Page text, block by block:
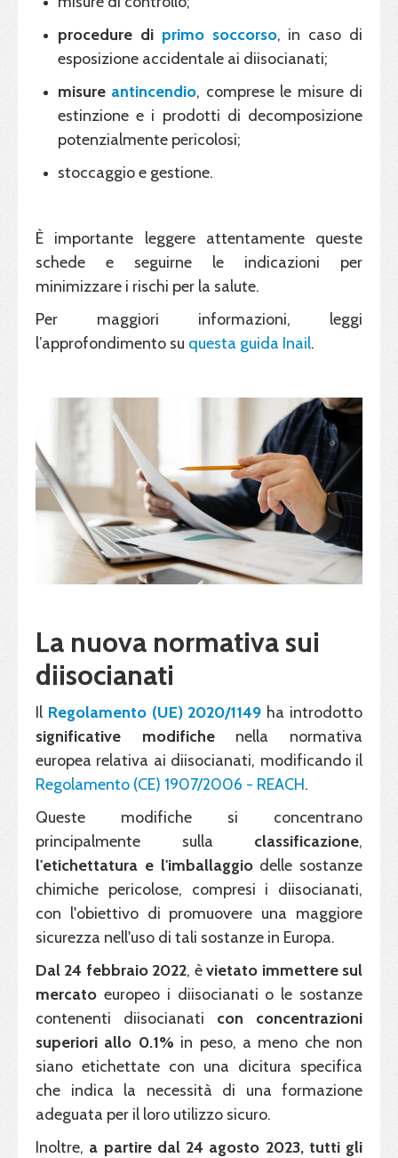
procedure di primo soccorso, in caso di
esposizione accidentale ai diisocianati;
misure antincendio, comprese le misure di
estinzione e i prodotti di decomposizione
potenzialmente pericolosi;
stoccaggio e gestione.
È importante leggere attentamente queste
schede e seguirne le indicazioni per
minimizzare i rischi per la salute.
Per maggiori informazioni, leggi
l’approfondimento su questa guida Inail.
La nuova normativa sui
diisocianati
Il Regolamento (UE) 2020/1149 ha introdotto
significative modifichenella normativa
europea relativa ai diisocianati, modificando il
Regolamento (CE) 1907/2006 - REACH.
Queste modifiche si concentrano
principalmente sulla classificazione,
l'etichettatura e l'imballaggiodelle sostanze
chimiche pericolose, compresi i diisocianati,
con l'obiettivo di promuovere una maggiore
sicurezza nell'uso di tali sostanze in Europa.
Dal 24 febbraio 2022, èvietato immettere sul
mercato europeo i diisocianati o le sostanze
contenenti diisocianati con concentrazioni
superiori allo 0.1% in peso, a meno che non
siano etichettate con una dicitura specifica
che indica la necessità di una formazione
adeguata per il loro utilizzo sicuro.
Inoltre, a partire dal 24 agosto 2023, tutti gli